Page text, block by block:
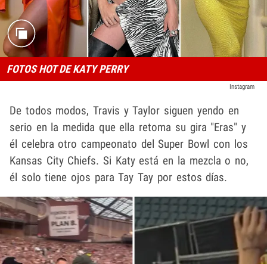
FOTOS HOT DE KATY PERRY
Instagram
De todos modos, Travis y Taylor siguen yendo en
serio en la medida que ella retoma su gira "Eras" y
él celebra otro campeonato del Super Bowl con los
Kansas City Chiefs. Si Katy está en la mezcla o no,
él solo tiene ojos para Tay Tay por estos días.